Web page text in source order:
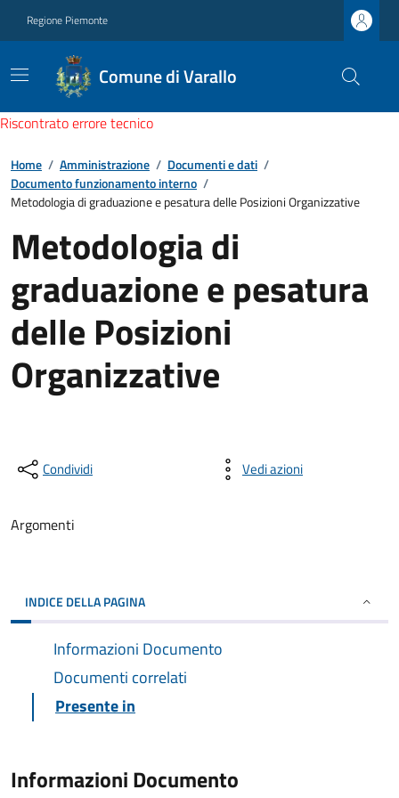
Regione Piemonte
Comune di Varallo
Riscontrato errore tecnico
Home / Amministrazione / Documenti e dati /
Documento funzionamento interno /
Metodologia di graduazione e pesatura delle Posizioni Organizzative
Metodologia di
graduazione e pesatura
delle Posizioni
Organizzative
Condividi Vedi azioni
Argomenti
INDICE DELLA PAGINA
Informazioni Documento
Documenti correlati
Presente in
Informazioni Documento